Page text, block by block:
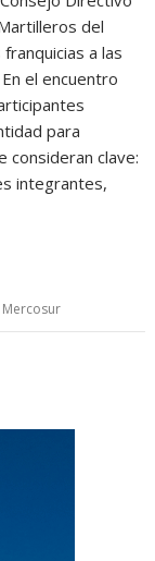
del
a las
el encuentro
para
consideran clave:
integrantes,